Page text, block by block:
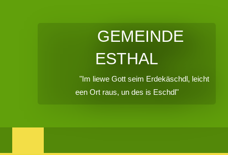
GEMEINDE
ESTHAL
"Im liewe Gott seim Erdekäschdl, leicht
een Ort raus, un des is Eschdl"